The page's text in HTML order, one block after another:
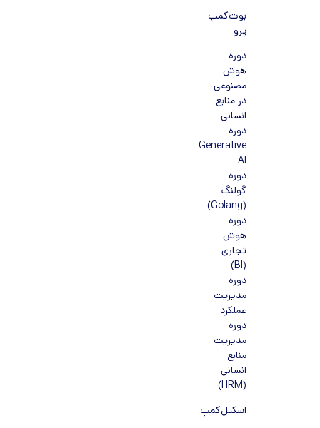
بوت‌کمپ
پرو
دوره
هوش
مصنوعی
در منابع
انسانی
دوره
Generative
AI
دوره
گولنگ
(Golang)
دوره
هوش
تجاری
(BI)
دوره
مدیریت
عملکرد
دوره
مدیریت
منابع
انسانی
(HRM)
اسکیل‌کمپ